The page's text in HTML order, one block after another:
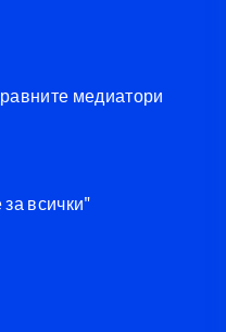
медиатори
всички"